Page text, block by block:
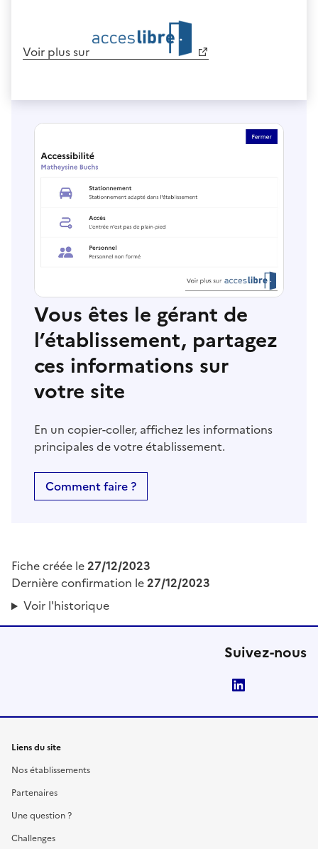
Voir plus sur
Vous êtes le gérant de
l’établissement, partagez
ces informations sur
votre site
En un copier-coller, affichez les informations
principales de votre établissement.
Comment faire ?
Fiche créée le27/12/2023
Dernière confirmation le27/12/2023
Voir l'historique
Suivez-nous
Liens du site
Nos établissements
Partenaires
Une question ?
Challenges